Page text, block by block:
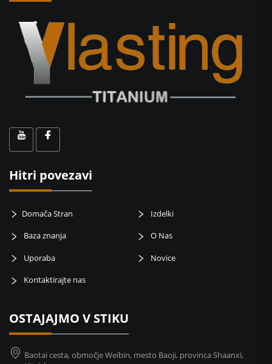
Hitri povezavi
Domača Stran Izdelki
Baza znanja O Nas
Uporaba Novice
Kontaktirajte nas
OSTAJAJMO V STIKU
Baotai cesta, območje Weibin, mesto Baoji, provinca Shaanxi,